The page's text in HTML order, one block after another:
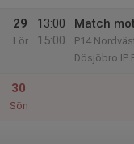
29
Lör
13:00
15:00
Match
P14
Dösjöbro IP
30
Sön